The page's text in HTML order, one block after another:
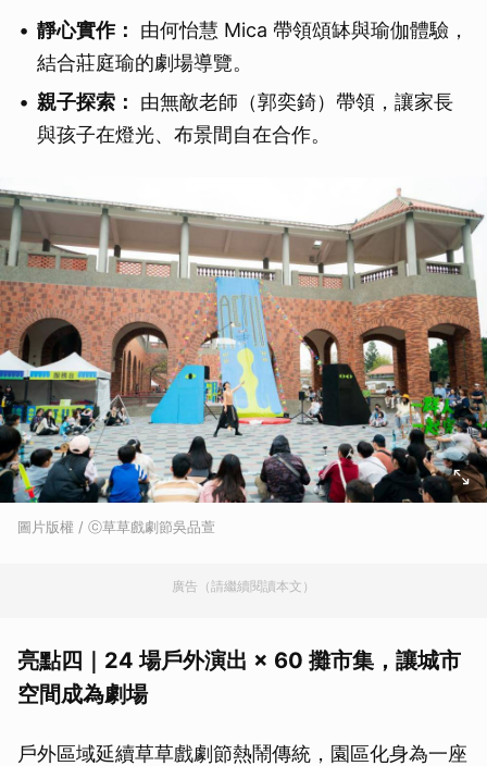
靜心實作：
由何怡慧 Mica 帶領頌缽與瑜伽體驗，
結合莊庭瑜的劇場導覽。
親子探索：
由無敵老師（郭奕錡）帶領，讓家長
與孩子在燈光、布景間自在合作。
圖片版權 / ⓒ草草戲劇節吳品萱
廣告（請繼續閱讀本文）
亮點四｜24 場戶外演出 × 60 攤市集，讓城市
空間成為劇場
戶外區域延續草草戲劇節熱鬧傳統，園區化身為一座